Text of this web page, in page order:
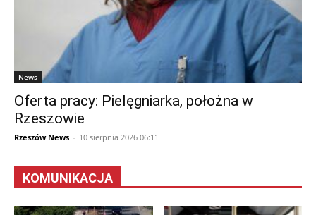
News
Oferta pracy: Pielęgniarka, położna w
Rzeszowie
Rzeszów News - 10 sierpnia 2026 06:11
KOMUNIKACJA